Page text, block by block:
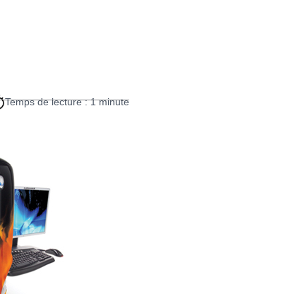
Temps de lecture : 1 minute